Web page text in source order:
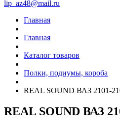
lip_az48@mail.ru
Главная
Главная
Каталог товаров
Полки, подиумы, короба
REAL SOUND ВАЗ 2101-
REAL SOUND ВАЗ